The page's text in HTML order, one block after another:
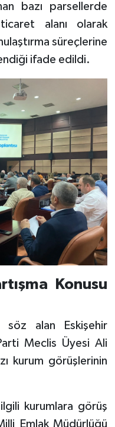
bazı parsellerde
alanı olarak
süreçlerine
ifade edildi.
Konusu
söz alan Eskişehir
Meclis Üyesi Ali
kurum görüşlerinin
kurumlara görüş
Emlak Müdürlüğü